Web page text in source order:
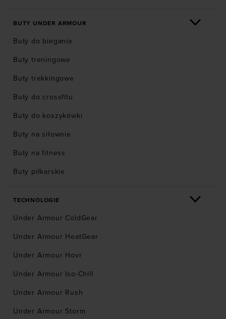
BUTY UNDER ARMOUR
Buty do biegania
Buty treningowe
Buty trekkingowe
Buty do crossfitu
Buty do koszykówki
Buty na siłownie
Buty na fitness
Buty piłkarskie
TECHNOLOGIE
Under Armour ColdGear
Under Armour HeatGear
Under Armour Hovr
Under Armour Iso-Chill
Under Armour Rush
Under Armour Storm